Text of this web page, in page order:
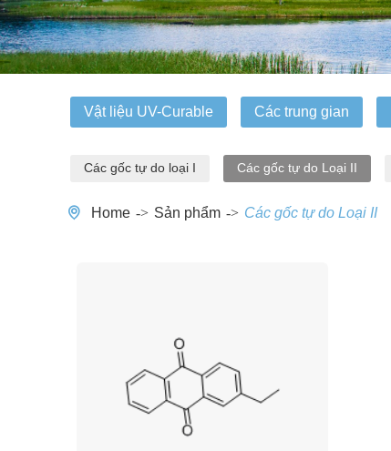
Vật liệu UV-Curable Các trung gian
Các gốc tự do loại I Các gốc tự do Loại II
Home Sản phẩm Các gốc tự do Loại II